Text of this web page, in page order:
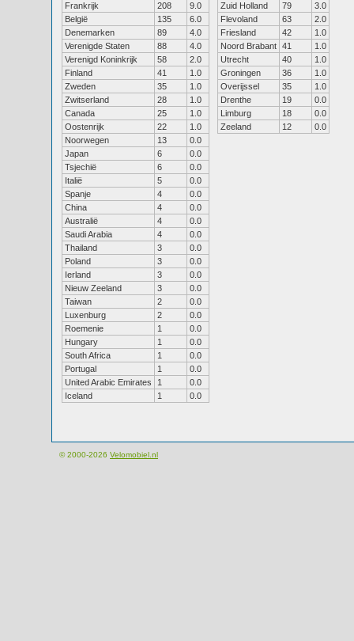
Frankrijk
208
9.0
België
135
6.0
Denemarken
89
4.0
Verenigde Staten
88
4.0
Verenigd Koninkrijk
58
2.0
Finland
41
1.0
Zweden
35
1.0
Zwitserland
28
1.0
Canada
25
1.0
Oostenrijk
22
1.0
Noorwegen
13
0.0
Japan
6
0.0
Tsjechië
6
0.0
Italië
5
0.0
Spanje
4
0.0
China
4
0.0
Australië
4
0.0
Saudi Arabia
4
0.0
Thailand
3
0.0
Poland
3
0.0
Ierland
3
0.0
Nieuw Zeeland
3
0.0
Taiwan
2
0.0
Luxenburg
2
0.0
Roemenie
1
0.0
Hungary
1
0.0
South Africa
1
0.0
Portugal
1
0.0
United Arabic Emirates
1
0.0
Iceland
1 0.0
Zuid Holland
79
3.0
Flevoland
63
2.0
Friesland
42
1.0
Noord Brabant 41
1.0
Utrecht
40
1.0
Groningen
36
1.0
Overijssel
35
1.0
Drenthe
19
0.0
Limburg
18
0.0
Zeeland
12 0.0
© 2000-2026 Velomobiel.nl